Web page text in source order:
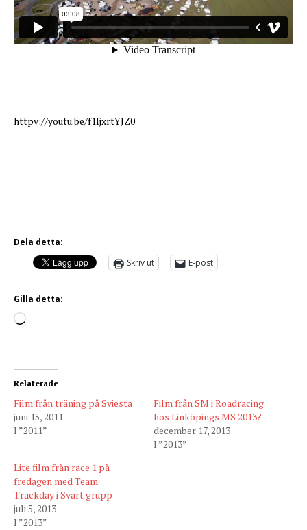
httpv://youtu.be/f1IjxrtYJZ0
Dela detta:
Skriv ut
E-post
Gilla detta:
Relaterade
Film från träning på Sviesta
juni 15, 2011
I ”2011”
Film från SM i Roadracing
hos Linköpings MS 2013?
december 17, 2013
I ”2013”
Lite film från race 1 på
fredagen med Team
Trackday i Svart grupp
juli 5, 2013
I ”2013”